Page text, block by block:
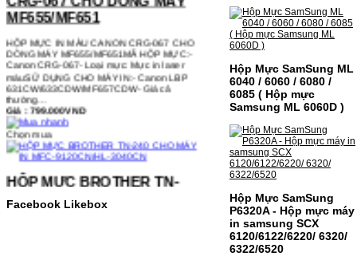
HỘP MỰC IN MÀU CANON CRG-067 CHO
DÒNG MÁY MF655/MF651MÃ HỘP MỰC:-
Canon CRG-067- Loại mực: Mực in laser
màuSỬ DỤNG CHO MÁY IN:- Canon LBP
631CW/633CDW/MF657CDW- Giá cả
thường…
Giá : 799.000VND
Chọn mua
HỘP MỰC BROTHER TN-
240 CHO MÁY IN MFC-
9120CN/HL-3040CN
Facebook Likebox
Hộp Mực SamSung ML
6040 / 6060 / 6080 /
6085 ( Hộp mực
Samsung ML 6060D )
Hộp Mực SamSung
P6320A - Hộp mực máy
in samsung SCX
6120/6122/6220/ 6320/
6322/6520